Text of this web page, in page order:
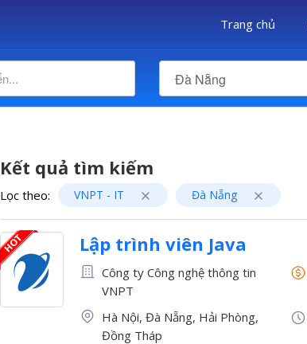
Trang chủ
Đà Nẵng
Kết quả tìm kiếm
Lọc theo: VNPT - IT Đà Nẵng
Lập trình viên Java
Công ty Công nghệ thông tin
VNPT
Hà Nội, Đà Nẵng, Hải Phòng,
Đồng Tháp